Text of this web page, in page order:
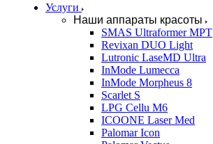
Услуги
Наши аппараты красоты
SMAS Ultraformer MPT
Revixan DUO Light
Lutronic LaseMD Ultra
InMode Lumecca
InMode Morpheus 8
Scarlet S
LPG Cellu M6
ICOONE Laser Med
Palomar Icon